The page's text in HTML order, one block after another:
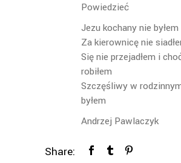
Powiedzieć
Jezu kochany nie
Za kierownicę nie
Się nie przejadłem i
robiłem
Szczęśliwy w
byłem
Andrzej Pawlaczyk
Share: